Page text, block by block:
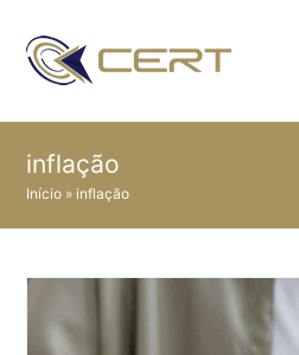
inflação
Início »inflação